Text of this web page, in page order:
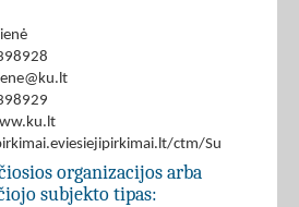
ctm/Supplier/
organizacijos arba
subjekto tipas: